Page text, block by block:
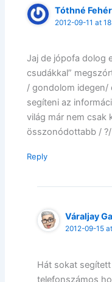
Tóthné
2012-09-11 at
Jaj de jópofa dolog
csudákkal”
/ gondolom idegen/
segíteni az
világ már nem csak
összonódottabb /
Reply
Váraljay
2012-09-15
Hát sokat
telefonszámos